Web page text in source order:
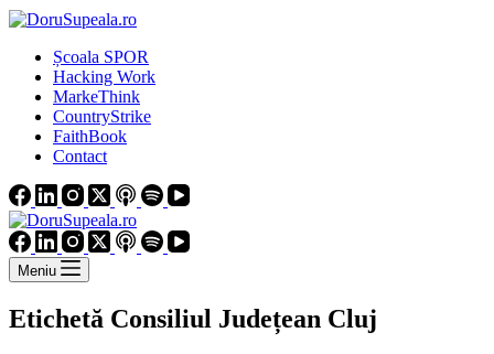
Școala SPOR
Hacking Work
MarkeThink
CountryStrike
FaithBook
Contact
Meniu
Etichetă Consiliul Județean Cluj